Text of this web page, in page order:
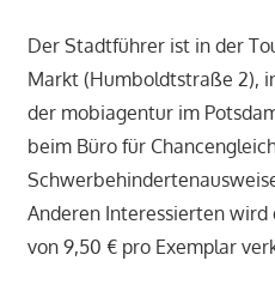
Der Stadtführer ist in der
Markt (Humboldtstraße 2),
der mobiagentur im
beim Büro für
Anderen Interessierten wird
von 9,50 € pro Exemplar